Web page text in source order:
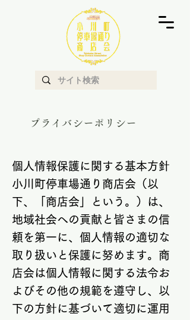
​プライバシーポリシー
個人情報保護に関する基本方針
小川町停車場通り商店会（以
下、「商店会」という。）は、
地域社会への貢献と皆さまの信
頼を第一に、個人情報の適切な
取り扱いと保護に努めます。商
店会は個人情報に関する法令お
よびその他の規範を遵守し、以
下の方針に基づいて適切に運用